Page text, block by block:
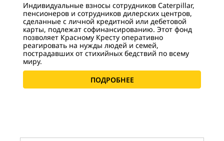
Индивидуальные взносы сотрудников Caterpillar,
пенсионеров и сотрудников дилерских центров,
сделанные с личной кредитной или дебетовой
карты, подлежат софинансированию. Этот фонд
позволяет Красному Кресту оперативно
реагировать на нужды людей и семей,
пострадавших от стихийных бедствий по всему
миру.
ПОДРОБНЕЕ